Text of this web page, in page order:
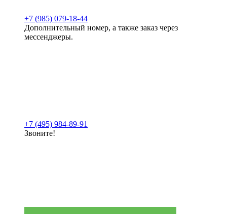
+7 (985) 079-18-44
Дополнительный номер, а также заказ через
мессенджеры.
+7 (495) 984-89-91
Звоните!